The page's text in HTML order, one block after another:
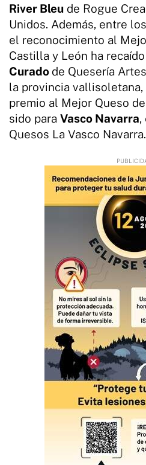
River Bleu de Rogue
Unidos. Además, entre
el reconocimiento al
Castilla y León ha
Curado de Quesería
la provincia
premio al Mejor Queso
sido para Vasco Navarra,
Quesos La Vasco Navarra.